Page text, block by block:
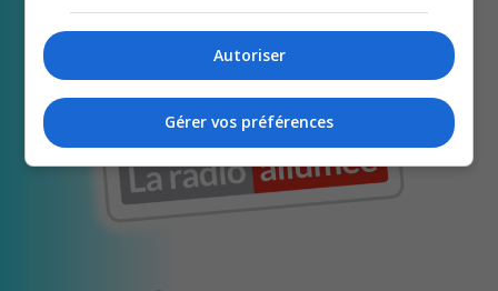
Autoriser
Gérer vos préférences